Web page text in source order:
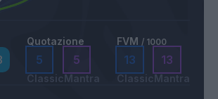
Quotazione
5
Classic
5
Mantra
FVM / 1000
13
Classic
13
Mantra